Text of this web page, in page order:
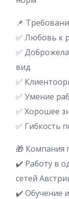
📌
✅ Любовь к
✅
вид
✅
✅ Умение
✅ Хорошее
✅ Гибкость
🎁 Компания
✔️ Работу в
сетей
✔️ Обучение